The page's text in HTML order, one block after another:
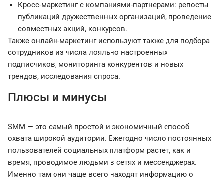
Кросс-маркетинг с компаниями-партнерами: репосты
публикаций дружественных организаций, проведение
совместных акций, конкурсов.
Также онлайн-маркетинг используют также для подбора
сотрудников из числа лояльно настроенных
подписчиков, мониторинга конкурентов и новых
трендов, исследования спроса.
Плюсы и минусы
SMM — это самый простой и экономичный способ
охвата широкой аудитории. Ежегодно число постоянных
пользователей социальных платформ растет, как и
время, проводимое людьми в сетях и мессенджерах.
Именно там они чаще всего находят информацию о